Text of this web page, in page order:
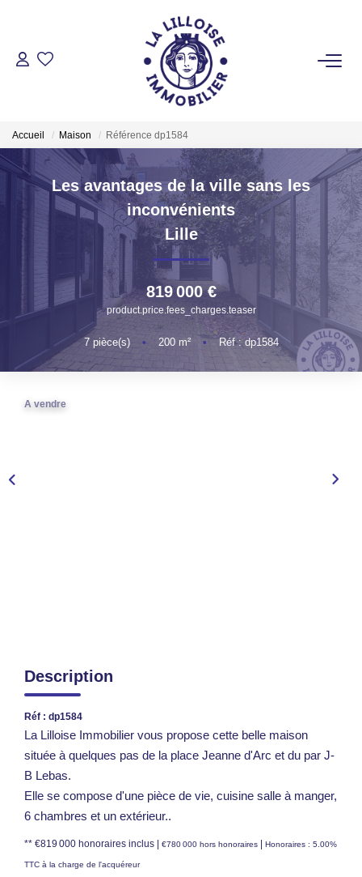
ACHETER
Nos Biens Au Touquet Paris-Plage
Tous Nos Biens
LOUER
VENDRE
GESTION LOCATIVE
Accueil Maison Référence dp1584
Les avantages de la ville sans les
inconvénients
Lille
819 000 €
product.price.fees_charges.teaser
7pièce(s) • 200m² • Réf : dp1584
A vendre
Description
Réf : dp1584
La Lilloise Immobilier vous propose cette belle maison
située à quelques pas de la place Jeanne d'Arc et du par J-
B Lebas.
Elle se compose d'une pièce de vie, cuisine salle à manger,
6 chambres et un extérieur..
** €819 000 honoraires inclus | €780 000 hors honoraires | Honoraires : 5.00%
TTC à la charge de l'acquéreur